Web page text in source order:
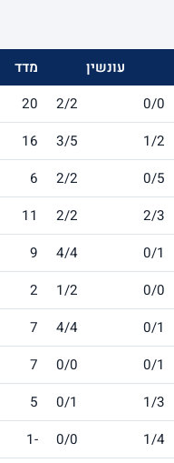
עונשין
מדד
0/0
2/2
20
1/2
3/5
16
0/5
2/2
6
2/3
2/2
11
0/1
4/4
9
0/0
1/2
2
0/1
4/4
7
0/1
0/0
7
1/3
0/1
5
1/4
0/0
-1